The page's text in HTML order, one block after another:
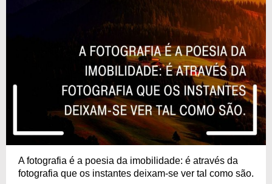
A fotografia é a poesia da imobilidade: é através da
fotografia que os instantes deixam-se ver tal como são.